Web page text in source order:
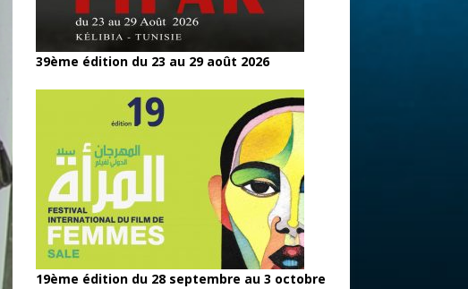
39ème édition du 23 au 29 août 2026
19ème édition du 28 septembre au 3 octobre